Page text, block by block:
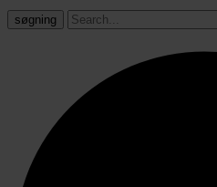
søgning